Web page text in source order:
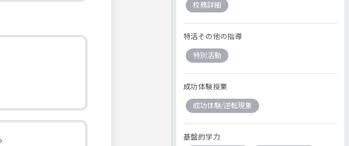
校務詳細
特活その他の指導
特別活動
成功体験授業
成功体験/逆転現象
基盤的学力